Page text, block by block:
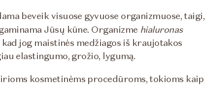
beveik visuose gyvuose organizmuose, taigi,
Jūsų kūne. Organizme hialuronas
jog maistinės medžiagos iš kraujotakos
elastingumo, grožio, lygumą.
kosmetinėms procedūroms, tokioms kaip